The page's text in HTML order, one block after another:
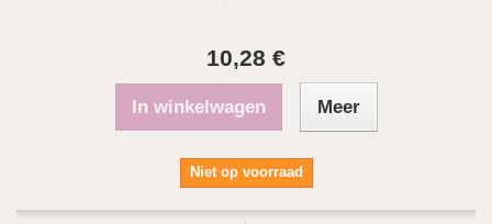
10,28 €
In winkelwagen Meer
Niet op voorraad